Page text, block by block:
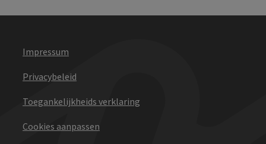
Impressum
Privacybeleid
Toegankelijkheids verklaring
Cookies aanpassen